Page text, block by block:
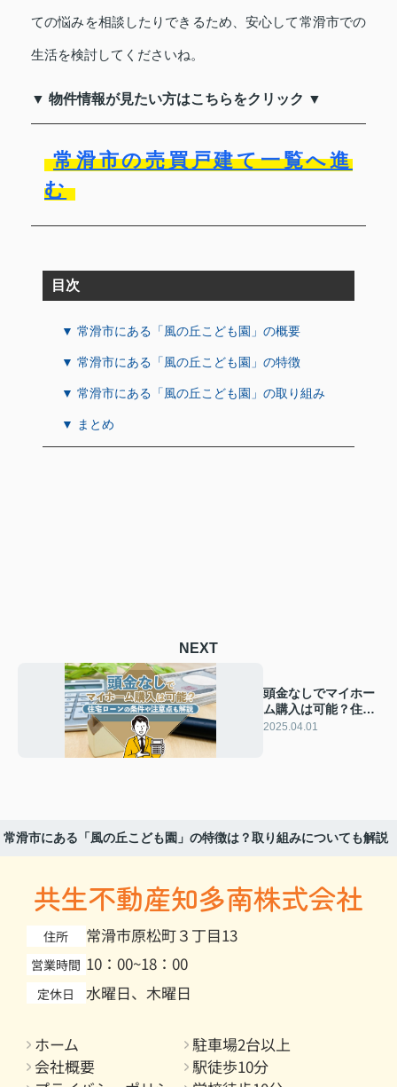
ての悩みを相談したりできるため、安心して常滑市での
生活を検討してくださいね。
▼ 物件情報が見たい方はこちらをクリック ▼
常滑市の売買戸建て一覧へ進
む
目次
▼ 常滑市にある「風の丘こども園」の概要
▼ 常滑市にある「風の丘こども園」の特徴
▼ 常滑市にある「風の丘こども園」の取り組み
▼ まとめ
NEXT
頭金なしでマイホー
ム購入は可能？住宅
ローンの条件や注意
2025.04.01
常滑市にある「風の丘こども園」の特徴は？取り組みについても解説
共生不動産知多南株式会社
住所 常滑市原松町３丁目13
営業時間 10：00~18：00
定休日 水曜日、木曜日
ホーム
駐車場2台以上
会社概要
駅徒歩10分